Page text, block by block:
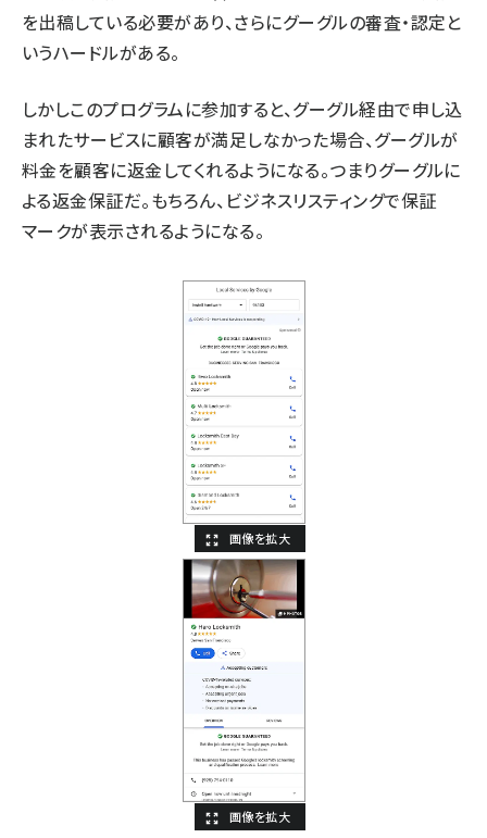
を出稿している必要があり、さらにグーグルの審査・認定と
いうハードルがある。
しかしこのプログラムに参加すると、グーグル経由で申し込
まれたサービスに顧客が満足しなかった場合、グーグルが
料金を顧客に返金してくれるようになる。つまりグーグルに
よる返金保証だ。もちろん、ビジネスリスティングで保証
マークが表示されるようになる。